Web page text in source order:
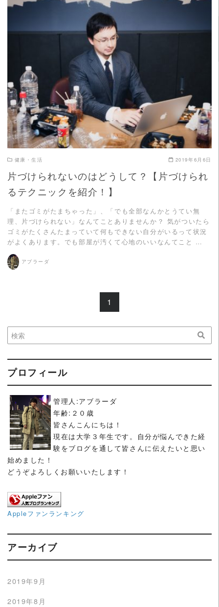
READ MORE
健康・生活 2019年6月6日
片づけられないのはどうして？【片づけられ
るテクニックを紹介！】
「またゴミがたまちゃった」、「でも全部なんかとうてい無
理、片づけられない」なんてことありませんか？ 気がついたら
ゴミがたくさんたまっていて何もできない自分がいるって状況
がよくあります。でも部屋が汚くて心地のいいなんてこと …
アブラーダ
1
プロフィール
管理人:アブラーダ
年齢:２０歳
皆さんこんにちは！
現在は大学３年生です。自分が悩んできた経
験をブログを通して皆さんに伝えたいと思い
始めました！
どうぞよろしくお願いいたします！
Appleファンランキング
アーカイブ
2019年9月
2019年8月